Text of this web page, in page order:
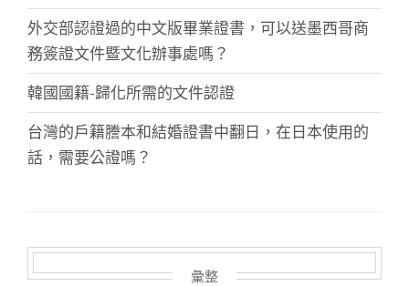
外交部認證過的中文版畢業證書，可以送墨西哥商
務簽證文件暨文化辦事處嗎？
韓國國籍-歸化所需的文件認證
台灣的戶籍謄本和結婚證書中翻日，在日本使用的
話，需要公證嗎？
彙整